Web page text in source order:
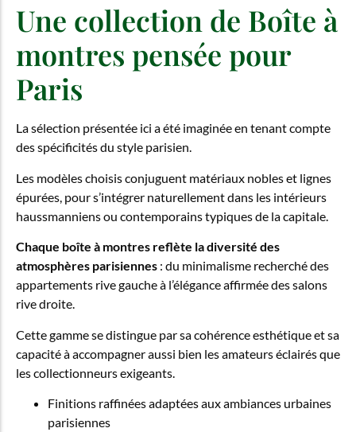
Une collection de Boîte à
montres pensée pour
Paris
La sélection présentée ici a été imaginée en tenant compte
des spécificités du style parisien.
Les modèles choisis conjuguent matériaux nobles et lignes
épurées, pour s’intégrer naturellement dans les intérieurs
haussmanniens ou contemporains typiques de la capitale.
Chaque boîte à montres reflète la diversité des
atmosphères parisiennes : du minimalisme recherché des
appartements rive gauche à l’élégance affirmée des salons
rive droite.
Cette gamme se distingue par sa cohérence esthétique et sa
capacité à accompagner aussi bien les amateurs éclairés que
les collectionneurs exigeants.
Finitions raffinées adaptées aux ambiances urbaines
parisiennes